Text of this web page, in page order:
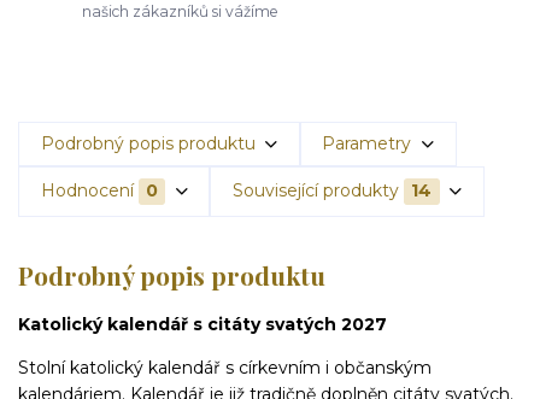
našich zákazníků si vážíme
Podrobný popis produktu Parametry
Hodnocení 0 Související produkty 14
Podrobný popis produktu
Katolický kalendář s citáty svatých 2027
Stolní katolický kalendář s církevním i občanským
kalendáriem. Kalendář je již tradičně doplněn citáty svatých.